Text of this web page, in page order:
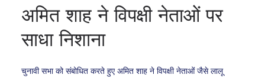
अमित शाह ने विपक्षी नेताओं पर
साधा निशाना
चुनावी सभा को संबोधित करते हुए अमित शाह ने विपक्षी नेताओं जैसे लालू